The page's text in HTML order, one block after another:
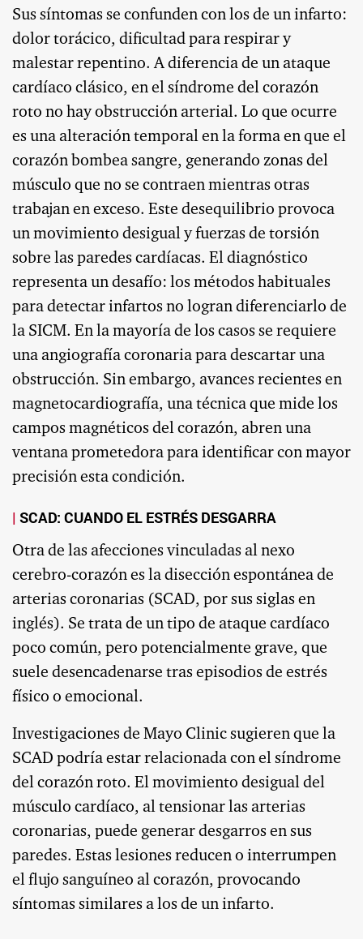
Sus síntomas se confunden con los de un infarto:
dolor torácico, dificultad para respirar y
malestar repentino. A diferencia de un ataque
cardíaco clásico, en el síndrome del corazón
roto no hay obstrucción arterial. Lo que ocurre
es una alteración temporal en la forma en que el
corazón bombea sangre, generando zonas del
músculo que no se contraen mientras otras
trabajan en exceso. Este desequilibrio provoca
un movimiento desigual y fuerzas de torsión
sobre las paredes cardíacas. El diagnóstico
representa un desafío: los métodos habituales
para detectar infartos no logran diferenciarlo de
la SICM. En la mayoría de los casos se requiere
una angiografía coronaria para descartar una
obstrucción. Sin embargo, avances recientes en
magnetocardiografía, una técnica que mide los
campos magnéticos del corazón, abren una
ventana prometedora para identificar con mayor
precisión esta condición.
SCAD: CUANDO EL ESTRÉS DESGARRA
Otra de las afecciones vinculadas al nexo
cerebro-corazón es la disección espontánea de
arterias coronarias (SCAD, por sus siglas en
inglés). Se trata de un tipo de ataque cardíaco
poco común, pero potencialmente grave, que
suele desencadenarse tras episodios de estrés
físico o emocional.
Investigaciones de Mayo Clinic sugieren que la
SCAD podría estar relacionada con el síndrome
del corazón roto. El movimiento desigual del
músculo cardíaco, al tensionar las arterias
coronarias, puede generar desgarros en sus
paredes. Estas lesiones reducen o interrumpen
el flujo sanguíneo al corazón, provocando
síntomas similares a los de un infarto.